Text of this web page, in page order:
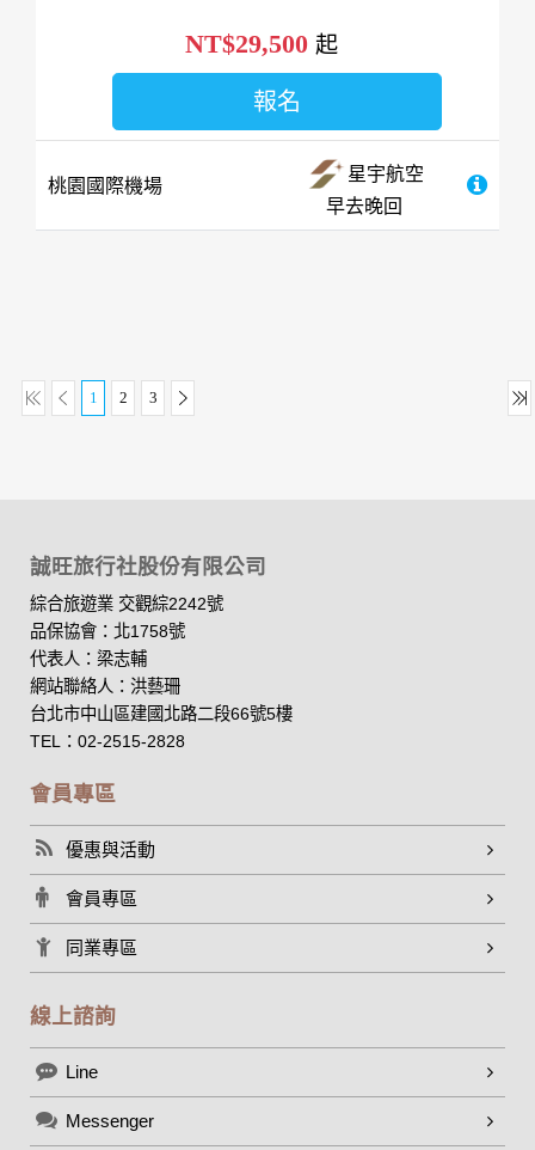
桃園國際機場
星宇航空
早去晚回
NT$29,500 起
報名
1 2 3
誠旺旅行社股份有限公司
綜合旅遊業 交觀綜2242號
品保協會：北1758號
代表人：梁志輔
網站聯絡人：洪藝珊
台北市中山區建國北路二段66號5樓
TEL：02-2515-2828
會員專區
優惠與活動
會員專區
同業專區
線上諮詢
Line
Messenger